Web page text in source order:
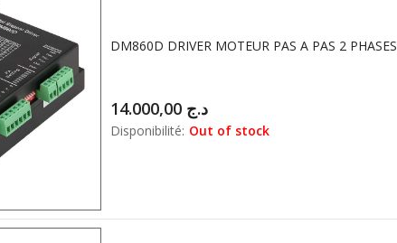
DM860D DRIVER MOTEUR PAS A PAS 2 PHASES
د.ج
Disponibilité: Out of stock